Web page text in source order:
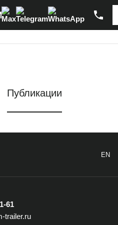
Telegram
WhatsApp
Публикации
EN
61
trailer.ru